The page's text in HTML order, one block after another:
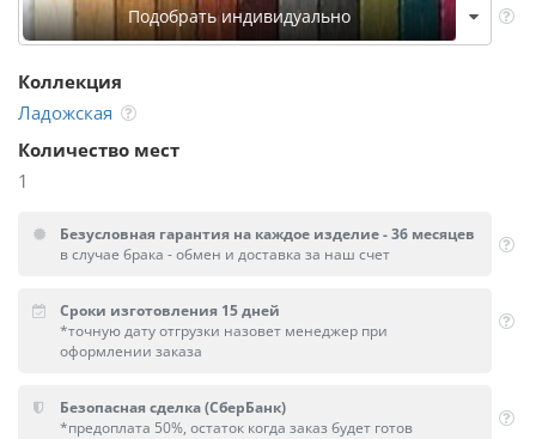
Подобрать индивидуально
Коллекция
Ладожская
Количество мест
1
Безусловная гарантия на каждое изделие - 36 месяцев
в случае брака - обмен и доставка за наш счет
Сроки изготовления 15 дней
*точную дату отгрузки назовет менеджер при
оформлении заказа
Безопасная сделка (СберБанк)
*предоплата 50%, остаток когда заказ будет готов